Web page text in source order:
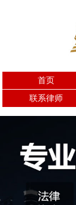
首页
联系律师